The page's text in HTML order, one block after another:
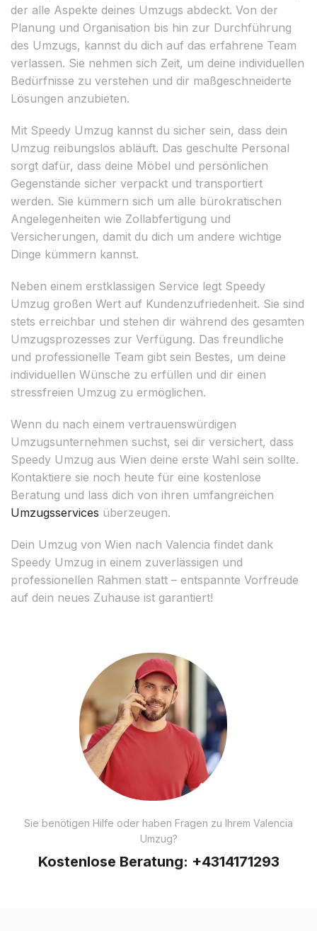
der alle Aspekte deines Umzugs abdeckt. Von der
Planung und Organisation bis hin zur Durchführung
des Umzugs, kannst du dich auf das erfahrene Team
verlassen. Sie nehmen sich Zeit, um deine individuellen
Bedürfnisse zu verstehen und dir maßgeschneiderte
Lösungen anzubieten.
Mit Speedy Umzug kannst du sicher sein, dass dein
Umzug reibungslos abläuft. Das geschulte Personal
sorgt dafür, dass deine Möbel und persönlichen
Gegenstände sicher verpackt und transportiert
werden. Sie kümmern sich um alle bürokratischen
Angelegenheiten wie Zollabfertigung und
Versicherungen, damit du dich um andere wichtige
Dinge kümmern kannst.
Neben einem erstklassigen Service legt Speedy
Umzug großen Wert auf Kundenzufriedenheit. Sie sind
stets erreichbar und stehen dir während des gesamten
Umzugsprozesses zur Verfügung. Das freundliche
und professionelle Team gibt sein Bestes, um deine
individuellen Wünsche zu erfüllen und dir einen
stressfreien Umzug zu ermöglichen.
Wenn du nach einem vertrauenswürdigen
Umzugsunternehmen suchst, sei dir versichert, dass
Speedy Umzug aus Wien deine erste Wahl sein sollte.
Kontaktiere sie noch heute für eine kostenlose
Beratung und lass dich von ihren umfangreichen
Umzugsservices überzeugen.
Dein Umzug von Wien nach Valencia findet dank
Speedy Umzug in einem zuverlässigen und
professionellen Rahmen statt – entspannte Vorfreude
auf dein neues Zuhause ist garantiert!
Sie benötigen Hilfe oder haben Fragen zu Ihrem Valencia
Umzug?
Kostenlose Beratung: +4314171293